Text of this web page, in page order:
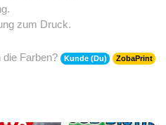
zum Druck.
die Farben? Kunde (Du) ZobaPrint